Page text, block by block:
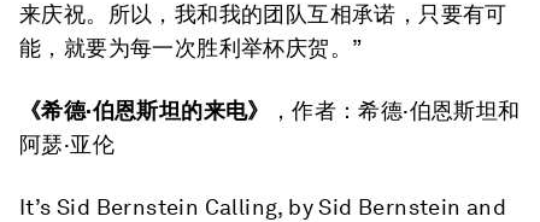
来庆祝。所以，我和我的团队互相承诺，只要有可
能，就要为每一次胜利举杯庆贺。”
《希德·伯恩斯坦的来电》
，作者：希德·伯恩斯坦和
阿瑟·亚伦
It’s Sid Bernstein Calling, by Sid Bernstein and